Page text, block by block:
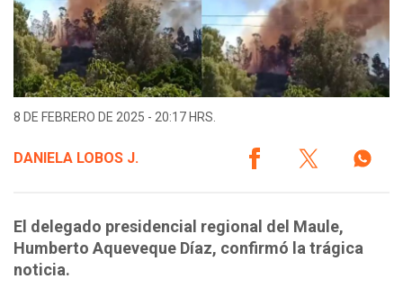
8 DE FEBRERO DE 2025 - 20:17 HRS.
DANIELA LOBOS J.
El delegado presidencial regional del Maule,
Humberto Aqueveque Díaz, confirmó la trágica
noticia.